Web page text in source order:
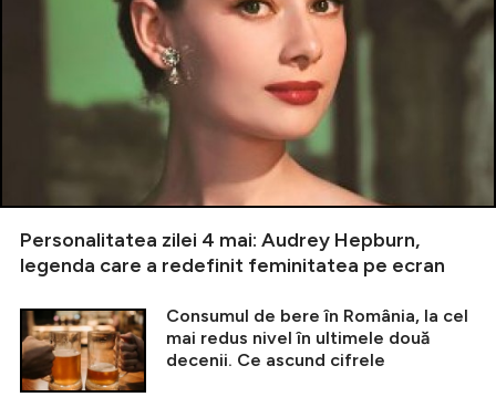
Personalitatea zilei 4 mai: Audrey Hepburn,
legenda care a redefinit feminitatea pe ecran
Consumul de bere în România, la cel
mai redus nivel în ultimele două
decenii. Ce ascund cifrele